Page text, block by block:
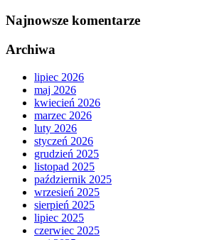
Najnowsze komentarze
Archiwa
lipiec 2026
maj 2026
kwiecień 2026
marzec 2026
luty 2026
styczeń 2026
grudzień 2025
listopad 2025
październik 2025
wrzesień 2025
sierpień 2025
lipiec 2025
czerwiec 2025